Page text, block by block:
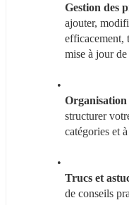
Gestion des
ajouter,
efficacement,
mise à jour de
Organisation
structurer
catégories et
Trucs et
de conseils